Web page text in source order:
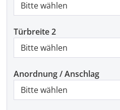
Türbreite 2
Anordnung / Anschlag